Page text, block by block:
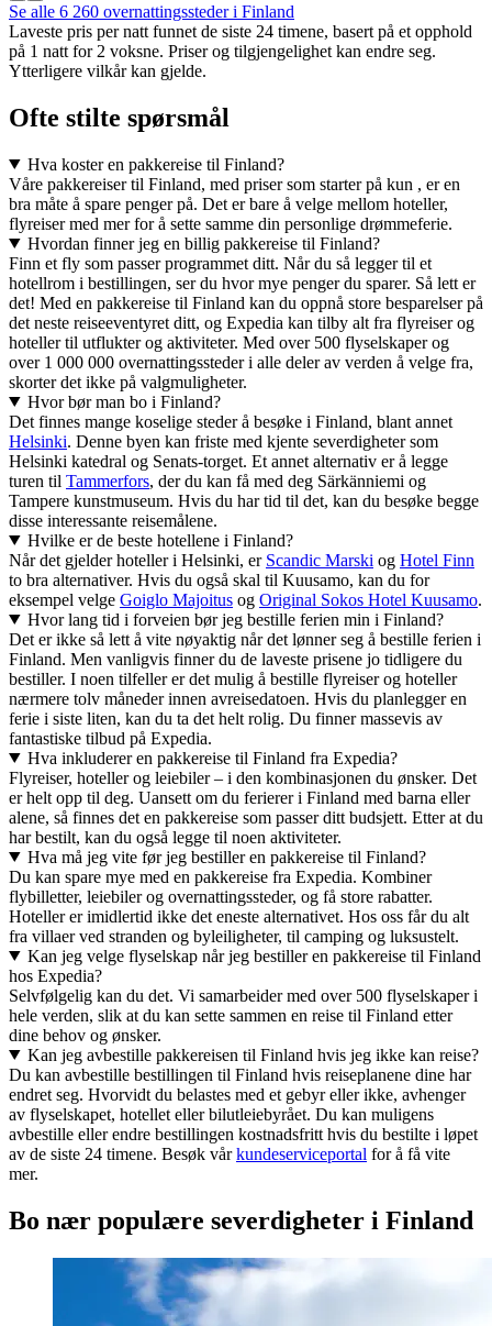
Se alle 6 260 overnattingssteder i Finland
Laveste pris per natt funnet de siste 24 timene, basert på et opphold
på 1 natt for 2 voksne. Priser og tilgjengelighet kan endre seg.
Ytterligere vilkår kan gjelde.
Ofte stilte spørsmål
Hva koster en pakkereise til Finland?
Våre pakkereiser til Finland, med priser som starter på kun , er en
bra måte å spare penger på. Det er bare å velge mellom hoteller,
flyreiser med mer for å sette samme din personlige drømmeferie.
Hvordan finner jeg en billig pakkereise til Finland?
Finn et fly som passer programmet ditt. Når du så legger til et
hotellrom i bestillingen, ser du hvor mye penger du sparer. Så lett er
det! Med en pakkereise til Finland kan du oppnå store besparelser på
det neste reiseeventyret ditt, og Expedia kan tilby alt fra flyreiser og
hoteller til utflukter og aktiviteter. Med over 500 flyselskaper og
over 1 000 000 overnattingssteder i alle deler av verden å velge fra,
skorter det ikke på valgmuligheter.
Hvor bør man bo i Finland?
Det finnes mange koselige steder å besøke i Finland, blant annet
Helsinki. Denne byen kan friste med kjente severdigheter som
Helsinki katedral og Senats-torget. Et annet alternativ er å legge
turen til Tammerfors, der du kan få med deg Särkänniemi og
Tampere kunstmuseum. Hvis du har tid til det, kan du besøke begge
disse interessante reisemålene.
Hvilke er de beste hotellene i Finland?
Når det gjelder hoteller i Helsinki, er Scandic Marski og Hotel Finn
to bra alternativer. Hvis du også skal til Kuusamo, kan du for
eksempel velge Goiglo Majoitus og Original Sokos Hotel Kuusamo.
Hvor lang tid i forveien bør jeg bestille ferien min i Finland?
Det er ikke så lett å vite nøyaktig når det lønner seg å bestille ferien i
Finland. Men vanligvis finner du de laveste prisene jo tidligere du
bestiller. I noen tilfeller er det mulig å bestille flyreiser og hoteller
nærmere tolv måneder innen avreisedatoen. Hvis du planlegger en
ferie i siste liten, kan du ta det helt rolig. Du finner massevis av
fantastiske tilbud på Expedia.
Hva inkluderer en pakkereise til Finland fra Expedia?
Flyreiser, hoteller og leiebiler – i den kombinasjonen du ønsker. Det
er helt opp til deg. Uansett om du ferierer i Finland med barna eller
alene, så finnes det en pakkereise som passer ditt budsjett. Etter at du
har bestilt, kan du også legge til noen aktiviteter.
Hva må jeg vite før jeg bestiller en pakkereise til Finland?
Du kan spare mye med en pakkereise fra Expedia. Kombiner
flybilletter, leiebiler og overnattingssteder, og få store rabatter.
Hoteller er imidlertid ikke det eneste alternativet. Hos oss får du alt
fra villaer ved stranden og byleiligheter, til camping og luksustelt.
Kan jeg velge flyselskap når jeg bestiller en pakkereise til Finland
hos Expedia?
Selvfølgelig kan du det. Vi samarbeider med over 500 flyselskaper i
hele verden, slik at du kan sette sammen en reise til Finland etter
dine behov og ønsker.
Kan jeg avbestille pakkereisen til Finland hvis jeg ikke kan reise?
Du kan avbestille bestillingen til Finland hvis reiseplanene dine har
endret seg. Hvorvidt du belastes med et gebyr eller ikke, avhenger
av flyselskapet, hotellet eller bilutleiebyrået. Du kan muligens
avbestille eller endre bestillingen kostnadsfritt hvis du bestilte i løpet
av de siste 24 timene. Besøk vårkundeserviceportal for å få vite
mer.
Bo nær populære severdigheter i Finland